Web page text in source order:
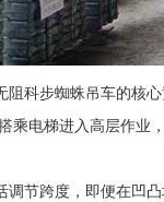
阻科步蜘蛛吊车的核
乘电梯进入高层作业
调节跨度，即便在凹